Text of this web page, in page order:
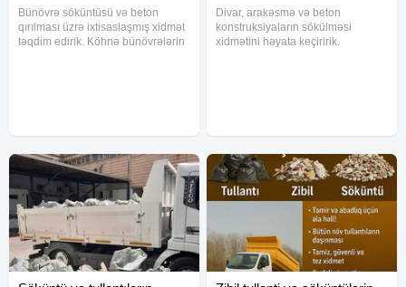
Bünövrə söküntüsü və beton
qırılması üzrə ixtisaslaşmış xidmət
təqdim edirik. Köhnə bünövrələrin
Divar, arakəsmə və beton
konstruksiyaların sökülməsi
xidmətini həyata keçiririk.